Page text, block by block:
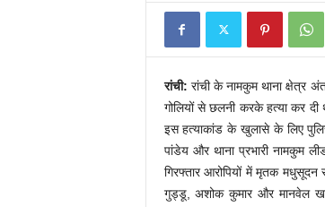
रांची: रांची के नामकुम थाना क्षेत्र
गोलियों से छलनी करके हत्या कर दी
इस हत्याकांड के खुलासे के लिए
पांडेय और थाना प्रभारी नामकुम
गिरफ्तार आरोपियों में मृतक मधुसूदन
गुड्डू, अशोक कुमार और मानवेल